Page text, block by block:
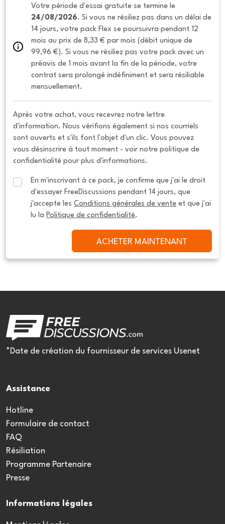
24/08/2026. Si vous ne résiliez pas dans un délai de
14 jours, votre pack Flex se poursuivra pendant 12
mois au prix de 8,33 € par mois (débit unique de
99,96 €). Si vous ne résiliez pas votre pack avec un
préavis de 1 mois avant la fin de la période, votre
contrat sera prolongé indéfiniment et sera résiliable
mensuellement.
Après votre achat, vous recevrez notre lettre
d'information. Nous vérifions également si nos courriels
sont ouverts et s'ils font l'objet d'un clic. Vous pouvez
vous désinscrire à tout moment - voir notre politique de
confidentialité pour plus d'informations.
En m'inscrivant à ce pack, je confirme que j'ai le droit
d'essayer FreeDiscussions pendant 14 jours, que
j'accepte les Conditions générales de vente et que j'ai
lu la Politique de confidentialité.
ACHETER MAINTENANT
*Date de création du fournisseur de services Usenet
Assistance
Hotline
Formulaire de contact
FAQ
Résiliation
Programme Partenaire
Presse
Informations légales